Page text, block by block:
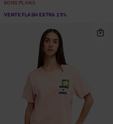
BONS PLANS
VENTE FLASH EXTRA 25%